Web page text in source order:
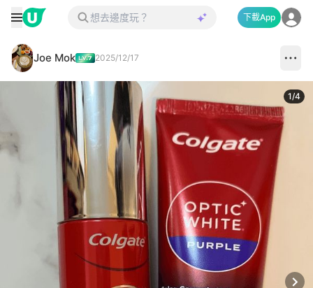
下載App
Joe Mok 2025/12/17
1/4